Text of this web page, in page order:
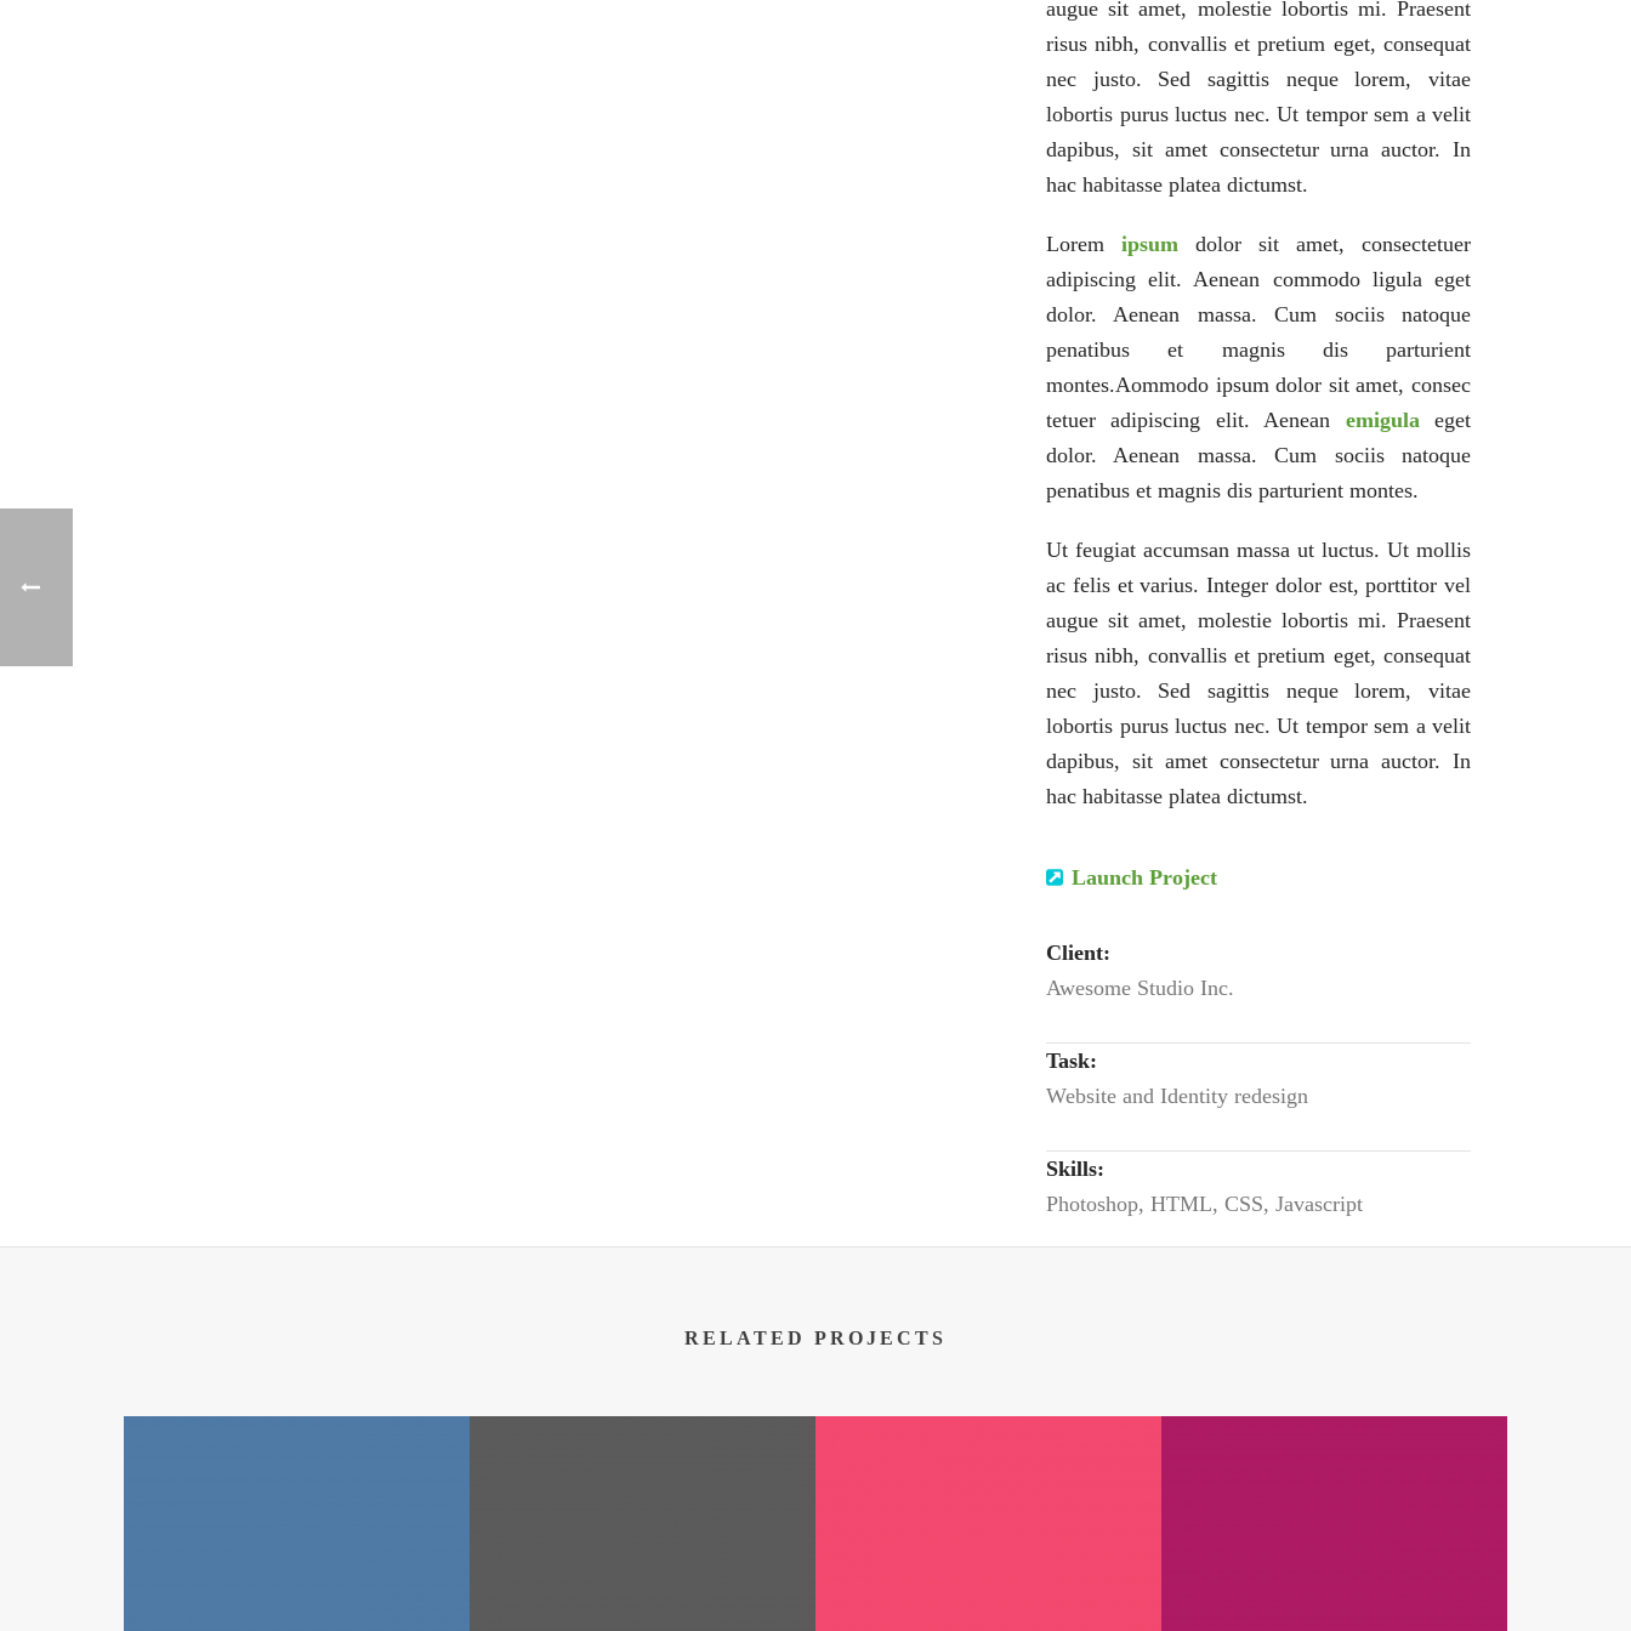
augue sit amet, molestie lobortis mi. Praesent
risus nibh, convallis et pretium eget, consequat
nec justo. Sed sagittis neque lorem, vitae
lobortis purus luctus nec. Ut tempor sem a velit
dapibus, sit amet consectetur urna auctor. In
hac habitasse platea dictumst.
Lorem ipsum dolor sit amet, consectetuer
adipiscing elit. Aenean commodo ligula eget
dolor. Aenean massa. Cum sociis natoque
penatibus et magnis dis parturient
montes.Aommodo ipsum dolor sit amet, consec
tetuer adipiscing elit. Aenean emigulaeget
dolor. Aenean massa. Cum sociis natoque
penatibus et magnis dis parturient montes.
Ut feugiat accumsan massa ut luctus. Ut mollis
ac felis et varius. Integer dolor est, porttitor vel
augue sit amet, molestie lobortis mi. Praesent
risus nibh, convallis et pretium eget, consequat
nec justo. Sed sagittis neque lorem, vitae
lobortis purus luctus nec. Ut tempor sem a velit
dapibus, sit amet consectetur urna auctor. In
hac habitasse platea dictumst.
Launch Project
Client:
Awesome Studio Inc.
Task:
Website and Identity redesign
Skills:
Photoshop, HTML, CSS, Javascript
RELATED PROJECTS